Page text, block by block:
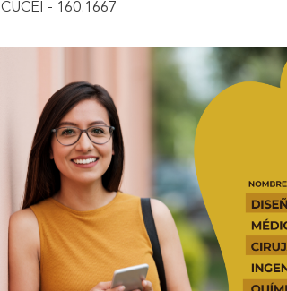
CUCEI - 160.1667